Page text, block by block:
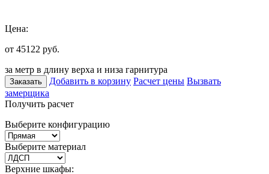
Цена:
от 45122 руб.
за метр в длину верха и низа гарнитура
Заказать Добавить в корзину Расчет цены Вызвать
замерщика
Получить расчет
Выберите конфигурацию
Выберите материал
Верхние шкафы: